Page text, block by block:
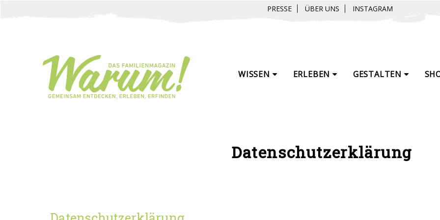
WISSEN ERLEBEN GESTALTEN
PRESSE ÜBER UNS INSTAGRAM
Datenschutzerklärung